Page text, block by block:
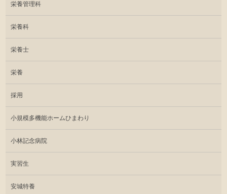
栄養管理科
栄養科
栄養士
栄養
採用
小規模多機能ホームひまわり
小林記念病院
実習生
安城特養